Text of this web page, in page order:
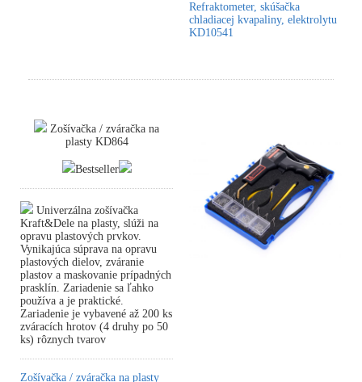
Refraktometer, skúšačka
chladiacej kvapaliny, elektrolytu
KD10541
Zošívačka / zváračka na
plasty KD864
Bestseller
Univerzálna zošívačka
Kraft&Dele na plasty, slúži na
opravu plastových prvkov.
Vynikajúca súprava na opravu
plastových dielov, zváranie
plastov a maskovanie prípadných
prasklín. Zariadenie sa ľahko
používa a je praktické.
Zariadenie je vybavené až 200 ks
zváracích hrotov (4 druhy po 50
ks) rôznych tvarov
Zošívačka / zváračka na plasty